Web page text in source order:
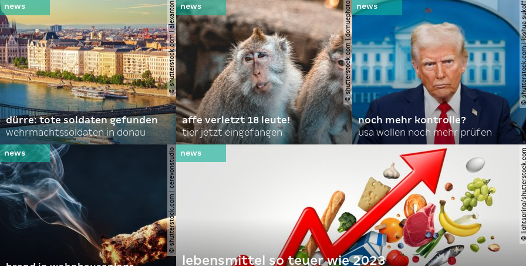
© shutterstock.com | alexanton
dürre: tote soldaten gefunden
wehrmachtssoldaten in donau
© shutterstock.com | domuephoto
affe verletzt 18 leute!
tier jetzt eingefangen
©
noch mehr kontrolle?
usa wollen noch mehr prüfen
© shutterstock.com | cerevonstudio © lightspring/
lebensmittel so teuer wie 2023